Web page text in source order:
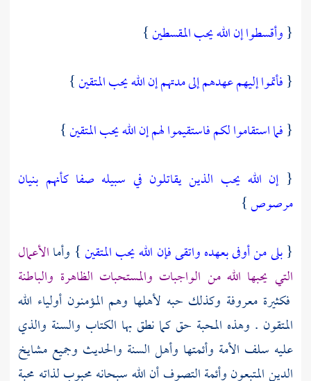
{وأقسطوا إن الله يحب المقسطين}
{فأتموا إليهم عهدهم إلى مدتهم إن الله يحب المتقين}
{فما استقاموا لكم فاستقيموا لهم إن الله يحب المتقين}
{إن الله يحب الذين يقاتلون في سبيله صفا كأنهم بنيان
مرصوص}
{بلى من أوفى بعهده واتقى فإن الله يحب المتقين} وأماالأعمال
التي يحبها الله من الواجبات والمستحبات الظاهرة والباطنة
فكثيرة معروفة وكذلك حبه لأهلها وهم المؤمنون أولياء الله
المتقون . وهذه المحبة حق كما نطق بها الكتاب والسنة والذي
عليه سلف الأمة وأئمتها وأهل السنة والحديث وجميع مشايخ
الدين المتبعون وأئمة التصوف أن الله سبحانه محبوب لذاته محبة